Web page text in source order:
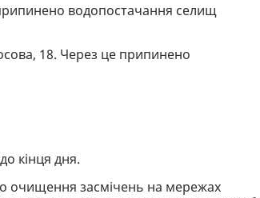
водопостачання селищ
18. Через це припинено
кінця дня.
очищення засмічень на мережах